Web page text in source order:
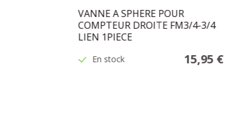
VANNE A SPHERE POUR
COMPTEUR DROITE FM3/4-3/4
LIEN 1PIECE
En stock 15,95 €